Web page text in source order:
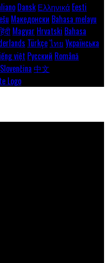
Dansk Ελληνικά Eesti
Македонски Bahasa melayu
Magyar Hrvatski Bahasa
Türkçeไทย Українська
việt Русский Română
Slovenčina 中文